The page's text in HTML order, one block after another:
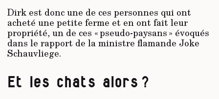
Dirk est donc une de ces personnes qui ont
acheté une petite ferme et en ont fait leur
propriété, un de ces « pseudo-paysans » évoqués
dans le rapport de la ministre flamande Joke
Schauvliege.
Et les chats alors ?